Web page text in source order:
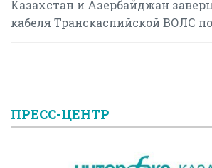
Казахстан и Азербайджан
кабеля Транскаспийской ВОЛС
ПРЕСС-ЦЕНТР